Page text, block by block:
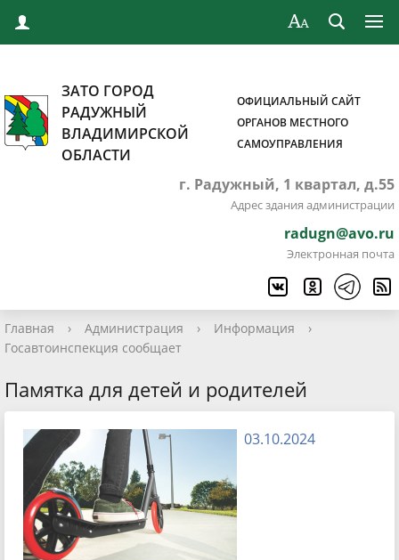
ЗАТО ГОРОД
РАДУЖНЫЙ
ВЛАДИМИРСКОЙ
ОБЛАСТИ
ОФИЦИАЛЬНЫЙ САЙТ
ОРГАНОВ МЕСТНОГО
САМОУПРАВЛЕНИЯ
г. Радужный, 1 квартал, д.55
Адрес здания администрации
radugn@avo.ru
Электронная почта
Главная › Администрация › Информация
›
Госавтоинспекция сообщает
Памятка для детей и родителей
03.10.2024